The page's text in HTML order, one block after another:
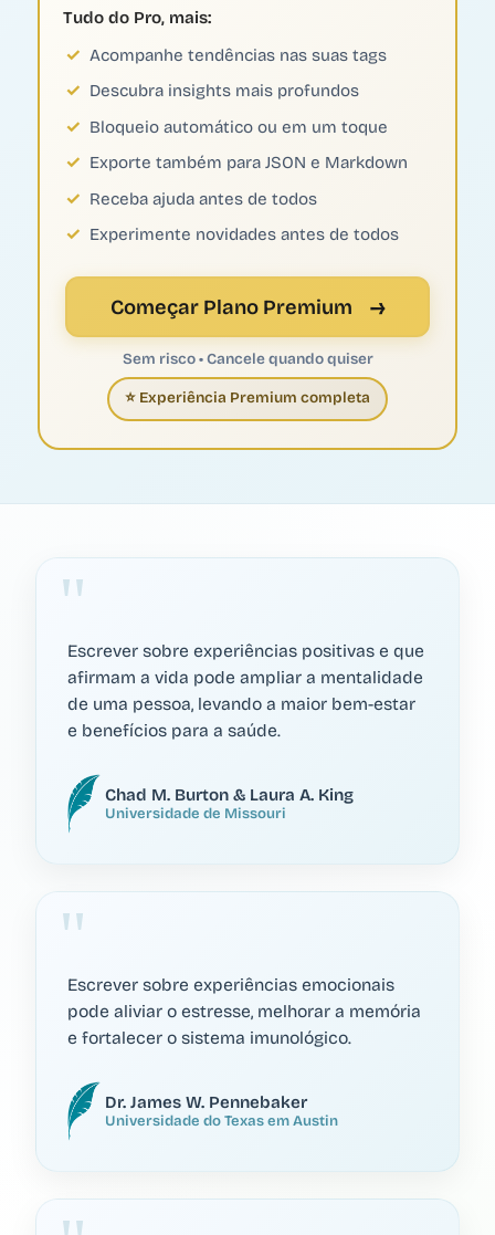
Tudo do Pro, mais:
Acompanhe tendências nas suas tags
Descubra insights mais profundos
Bloqueio automático ou em um toque
Exporte também para JSON e Markdown
Receba ajuda antes de todos
Experimente novidades antes de todos
Começar Plano Premium →
Sem risco • Cancele quando quiser
⭐ Experiência Premium completa
Escrever sobre experiências positivas e que
afirmam a vida pode ampliar a mentalidade
de uma pessoa, levando a maior bem-estar
e benefícios para a saúde.
Chad M. Burton & Laura A. King
Universidade de Missouri
Escrever sobre experiências emocionais
pode aliviar o estresse, melhorar a memória
e fortalecer o sistema imunológico.
Dr. James W. Pennebaker
Universidade do Texas em Austin